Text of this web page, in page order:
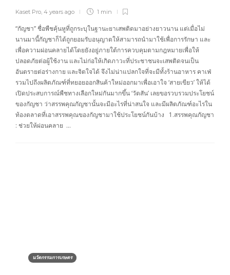
Kaset Pro, 4 years ago 1 min
“กัญชา” ชื่อพืชคุ้นหูที่ถูกระบุในฐานะยาเสพติดมาอย่างยาวนาน แต่เมื่อไม่
นานมานี้กัญชาก็ได้ถูกยอมรับอนุญาตให้สามารถนำมาใช้เพื่อการรักษา และ
เพื่อความผ่อนคลายได้โดยยังอยู่ภายใต้การควบคุมตามกฎหมายเพื่อให้
ปลอดภัยต่อผู้ใช้งาน และไม่ก่อให้เกิดภาวะที่ประชาชนจะเสพติดจนเป็น
อันตรายต่อร่างกาย และจิตใจได้ จึงไม่น่าแปลกใจที่จะมีทั้งร้านอาหาร คาเฟ่
รวมไปถึงผลิตภัณฑ์ที่ทยอยออกสินค้าใหม่ออกมาเพื่อเอาใจ ‘สายเขียว’ ให้ได้
เปิดประสบการณ์พืชทางเลือกใหม่กันมากขึ้น ‘วัตสัน’ เลยขอรวบรวมประโยชน์
ของกัญชา ว่าสรรพคุณกัญชานั้นจะมีอะไรที่น่าสนใจ และมีผลิตภัณฑ์อะไรใน
ท้องตลาดที่เอาสรรพคุณของกัญชามาใช้ประโยชน์กันบ้าง 1.สรรพคุณกัญชา
: ช่วยให้ผ่อนคลาย …
นวัตกรรมการเกษตร